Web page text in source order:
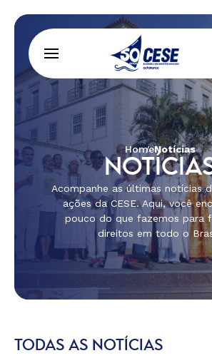
HomeNotícias
Acompanhe as últimas notícias
ações da CESE. Aqui, você
pouco do que fazemos para
direitos em todo o
TODAS AS NOTÍCIAS